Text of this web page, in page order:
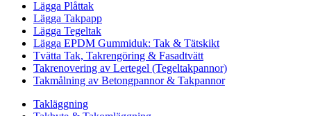
Lägga Plåttak
Lägga Takpapp
Lägga Tegeltak
Lägga EPDM Gummiduk: Tak & Tätskikt
Tvätta Tak, Takrengöring & Fasadtvätt
Takrenovering av Lertegel (Tegeltakpannor)
Takmålning av Betongpannor & Takpannor
Takläggning